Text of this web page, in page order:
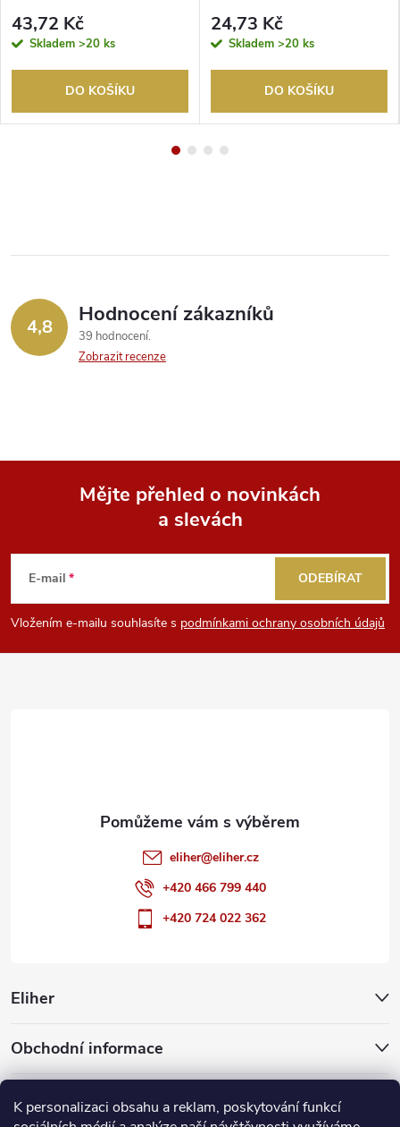
K personalizaci obsahu a reklam, poskytování funkcí
43,72 Kč
Skladem >20 ks
DO KOŠÍKU
24,73 Kč
Skladem >20 ks
DO KOŠÍKU
4,8 Hodnocení zákazníků
39 hodnocení
Zobrazit recenze
p
Mějte přehled o novinkách
a slevách
E-mail
Vložením e-mailu souhlasíte s podmínkami ochrany osobních údajů
ODEBÍRAT
Eliher
Obchodní informace
Partnerské weby
eliher@eliher.cz
+420 466 799 440
+420 724 022 362